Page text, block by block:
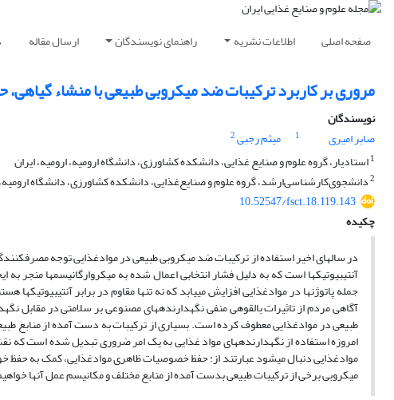
صفحه اصلی اطلاعات نشریه راهنمای نویسندگان ارسال مقاله
مروری بر کاربرد ترکیبات ضد میکروبی طبیعی با منشاء گیاهی،
نویسندگان
صابر امیری
1 میثم رجبی2
1استادیار، گروه علوم و صنایع غذایی، دانشکده کشاورزی، دانشگاه ارومیه، ارومیه، ایران
2دانشجوی‌‌کارشناسی‌ارشد، گروه‌ علوم ‌و ‌صنایع‌غذایی، دانشکده ‌کشاورزی، دانشگاه‌ ارومیه،
10.52547/fsct.18.119.143
چکیده
در سال­های اخیر استفاده از ترکیبات ضد میکروبی طبیعی در موادغذایی توجه
آنتی­بیوتیک­ها است که به دلیل فشار انتخابی اعمال شده به میکروارگانیسم­ها منجر به
جمله پاتوژن­ها در موادغذایی افزایش می­یابد که نه تنها مقاوم در برابر
آگاهی مردم از تاثیرات بالقوه­ی منفی نگهدارنده­های مصنوعی بر سلامتی در مقابل
طبیعی در موادغذایی معطوف کرده است. بسیاری از ترکیبات به دست آمده از منابع
امروزه استفاده از نگهدارنده­های مواد غذایی به یک امر ضروری تبدیل شده است که
موادغذایی دنبال می­شود عبارتند از: حفظ خصوصیات ظاهری موادغذایی، کمک به حفظ
میکروبی برخی از ترکیبات طبیعی بدست آمده از منابع مختلف و مکانیسم عمل آنها